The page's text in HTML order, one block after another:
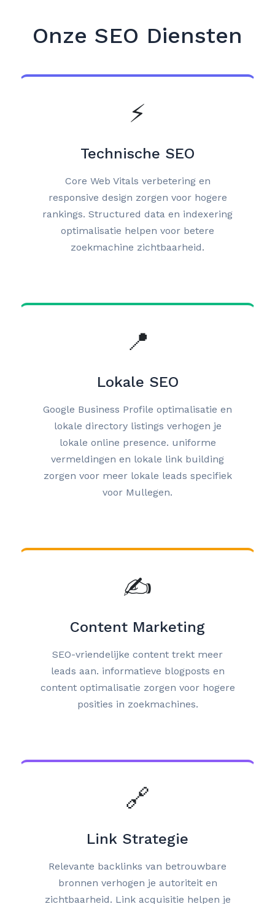
Onze SEO Diensten
⚡
Technische SEO
Core Web Vitals verbetering en
responsive design zorgen voor hogere
rankings. Structured data en indexering
optimalisatie helpen voor betere
zoekmachine zichtbaarheid.
📍
Lokale SEO
Google Business Profile optimalisatie en
lokale directory listings verhogen je
lokale online presence. uniforme
vermeldingen en lokale link building
zorgen voor meer lokale leads specifiek
voor Mullegen.
✍️
Content Marketing
SEO-vriendelijke content trekt meer
leads aan. informatieve blogposts en
content optimalisatie zorgen voor hogere
posities in zoekmachines.
🔗
Link Strategie
Relevante backlinks van betrouwbare
bronnen verhogen je autoriteit en
zichtbaarheid. Link acquisitie helpen je